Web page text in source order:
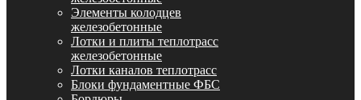
Элементы колодцев
железобетонные
Лотки и плиты теплотрасс
железобетонные
Лотки каналов теплотрасс
Блоки фундаментные ФБС